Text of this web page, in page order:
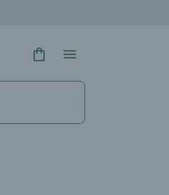
Hidden Text
Hidden Text